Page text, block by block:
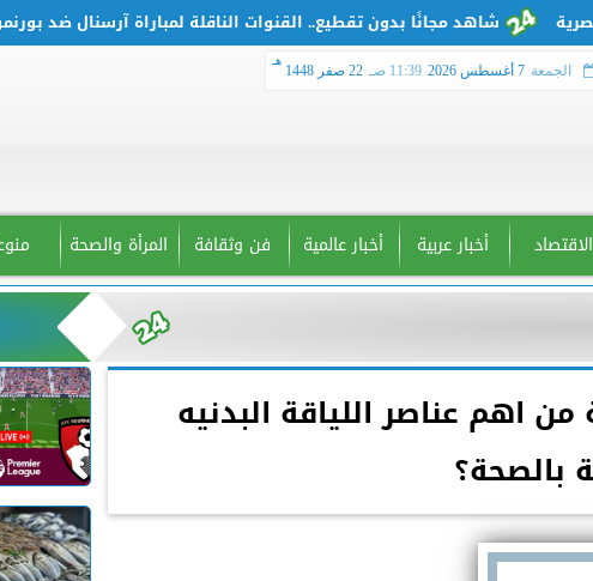
شاهد مجانًا بدون تقطيع.. القنوات الناقلة لمباراة آرسنال ضد بورنموث
الجمعة 7 أغسطس 2026 11:39 صـ 22 صفر 1448
هـ
الاقتصاد أخبار عربية أخبار عالمية فن وثقافة المرأة والصحة
من اهم عناصر اللياقة البدنيه
بالصحة؟